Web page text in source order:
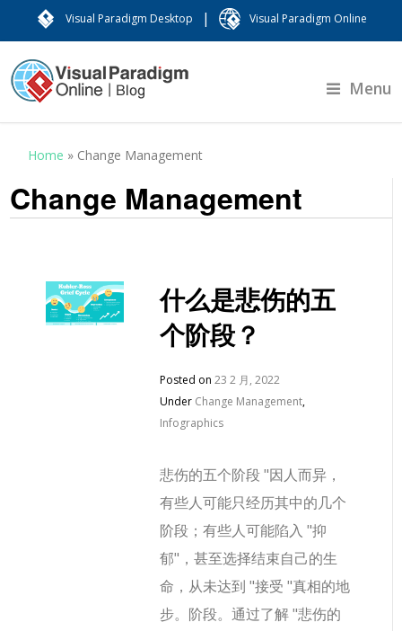
Visual Paradigm Desktop | Visual Paradigm Online
Menu
Home » Change Management
Change Management
什么是悲伤的五
个阶段？
Posted on 23 2 月, 2022
Under Change Management,
Infographics
悲伤的五个阶段 "因人而异，
有些人可能只经历其中的几个
阶段；有些人可能陷入 "抑
郁"，甚至选择结束自己的生
命，从未达到 "接受 "真相的地
步。阶段。通过了解 "悲伤的